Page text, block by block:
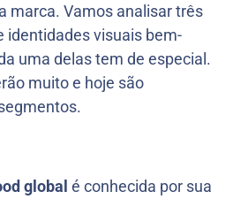
marca. Vamos analisar três
identidades visuais bem-
uma delas tem de especial.
muito e hoje são
global é conhecida por sua